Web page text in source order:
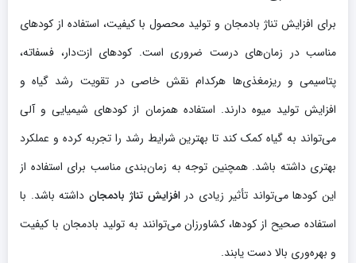
برای افزایش تناژ بادمجان و تولید محصول با کیفیت، استفاده از کودهای
مناسب در زمان‌های درست ضروری است. کودهای ازت‌دار، فسفاته،
پتاسیمی و ریزمغذی‌ها هرکدام نقش خاصی در تقویت رشد گیاه و
افزایش تولید میوه دارند. استفاده همزمان از کودهای شیمیایی و آلی
می‌تواند به گیاه کمک کند تا بهترین شرایط رشد را تجربه کرده و عملکرد
بهتری داشته باشد. همچنین توجه به زمان‌بندی مناسب برای استفاده از
این کودها می‌تواند تأثیر زیادی درافزایش تناژ بادمجانداشته باشد. با
استفاده صحیح از کودها، کشاورزان می‌توانند به تولید بادمجان با کیفیت
و بهره‌وری بالا دست یابند.